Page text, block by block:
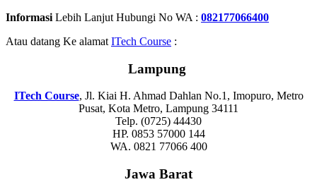
Informasi Lebih Lanjut Hubungi No WA : 082177066400
Atau datang Ke alamat ITech Course :
Lampung
ITech Course, Jl. Kiai H. Ahmad Dahlan No.1, Imopuro, Metro
Pusat, Kota Metro, Lampung 34111
Telp. (0725) 44430
HP. 0853 57000 144
WA. 0821 77066 400
Jawa Barat